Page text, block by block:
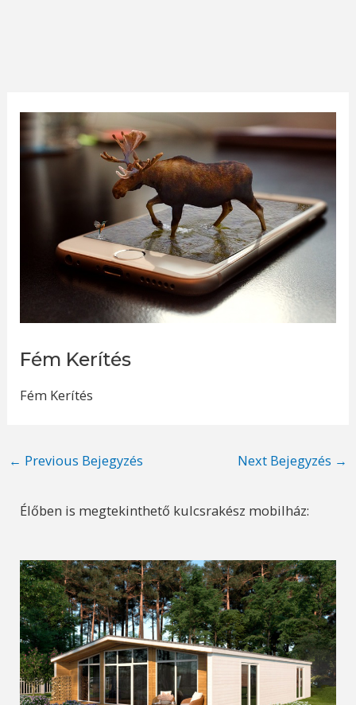
Fém Kerítés
Fém Kerítés
Post
← Previous Bejegyzés Next Bejegyzés →
Élőben is megtekinthető kulcsrakész mobilház: